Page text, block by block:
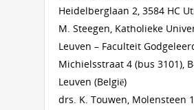
Heidelberglaan 2, 3584 HC
M. Steegen, Katholieke
Leuven – Faculteit
Michielsstraat 4 (bus 3101),
Leuven (België)
drs. K. Touwen, Molensteen